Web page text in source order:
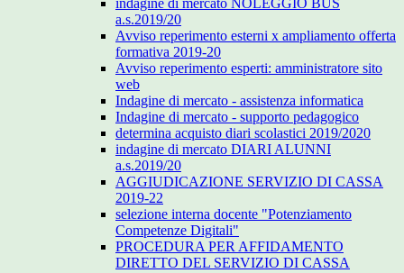
indagine di mercato NOLEGGIO BUS
a.s.2019/20
Avviso reperimento esterni x ampliamento offerta
formativa 2019-20
Avviso reperimento esperti: amministratore sito
web
Indagine di mercato - assistenza informatica
Indagine di mercato - supporto pedagogico
determina acquisto diari scolastici 2019/2020
indagine di mercato DIARI ALUNNI
a.s.2019/20
AGGIUDICAZIONE SERVIZIO DI CASSA
2019-22
selezione interna docente "Potenziamento
Competenze Digitali"
PROCEDURA PER AFFIDAMENTO
DIRETTO DEL SERVIZIO DI CASSA